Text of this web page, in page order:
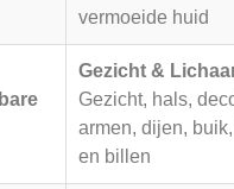
vermoeide huid
Gezicht &
Gezicht, hals,
armen, dijen,
en billen